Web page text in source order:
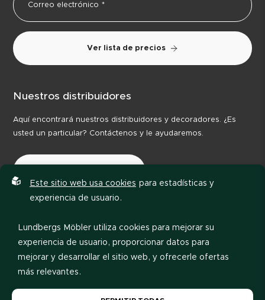
Ver lista de precios
Nuestros distribuidores
Aquí encontrará nuestros distribuidores y decoradores. ¿Es
usted un particular? Contáctenos y le ayudaremos.
Política de privacidad
Este sitio web usa cookies para estadísticas y
experiencia de usuario.
Lundbergs Möbler utiliza cookies para mejorar su
experiencia de usuario, proporcionar datos para
mejorar y desarrollar el sitio web, y ofrecerle ofertas
más relevantes.